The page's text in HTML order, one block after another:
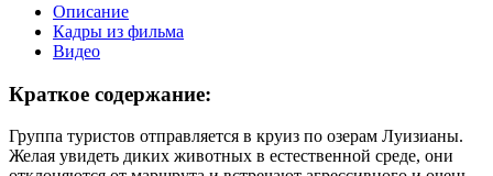
Описание
Кадры из фильма
Видео
Краткое содержание:
Группа туристов отправляется в круиз по озерам Луизианы.
Желая увидеть диких животных в естественной среде, они